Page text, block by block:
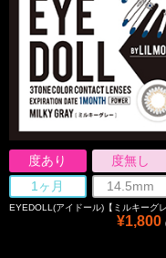
度あり
度無し
1ヶ月
14.5mm
EYEDOLL(アイドール)【ミルキーグレ
¥1,800